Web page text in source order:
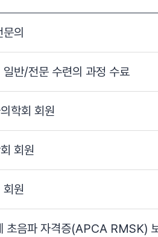
의
일반/전문 수련의 과정 수료
학회 회원
회원
회원
초음파 자격증(APCA RMSK)